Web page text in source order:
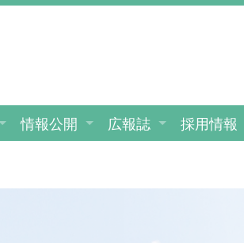
情報公開 広報誌 採用情報